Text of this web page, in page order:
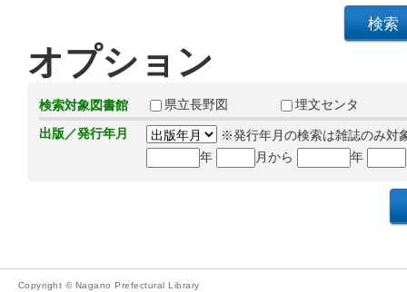
オプション
検索対象図書館 県立長野図
埋文センタ
出版／発行年月
※発行年月の検索は雑誌のみ対
年
月から 年
Copyright © Nagano Prefectural Library